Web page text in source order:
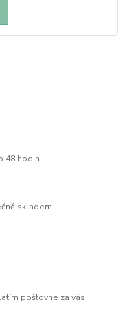
48 hodin
skladem
poštovné za vás